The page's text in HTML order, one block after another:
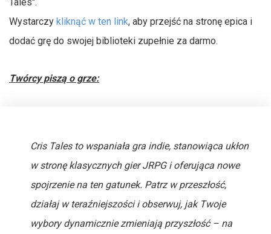
Tales".
Wystarczy kliknąć w ten link, aby przejść na stronę epica i
dodać grę do swojej biblioteki zupełnie za darmo.
Twórcy piszą o grze:
Cris Tales to wspaniała gra indie, stanowiąca ukłon
w stronę klasycznych gier JRPG i oferująca nowe
spojrzenie na ten gatunek. Patrz w przeszłość,
działaj w teraźniejszości i obserwuj, jak Twoje
wybory dynamicznie zmieniają przyszłość – na